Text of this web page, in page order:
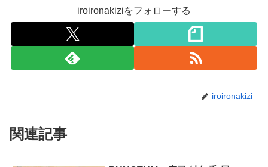
iroironakiziをフォローする
iroironakizi
関連記事